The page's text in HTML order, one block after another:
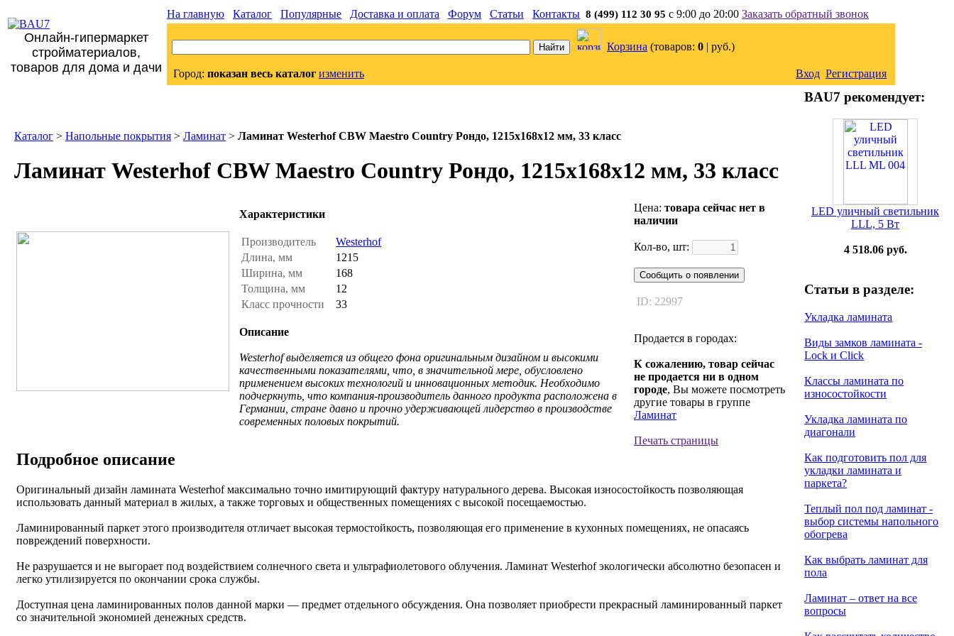
Онлайн-гипермаркет
стройматериалов,
товаров для дома и дачи
На главную Каталог Популярные Доставка и оплата Форум Статьи Контакты 8 (499) 112 30 95 с 9:00 до 20:00 Заказать обратный звонок
Корзина (товаров: 0 | руб.)
Город: показан весь каталог изменить Вход Регистрация
Каталог > Напольные покрытия > Ламинат > Ламинат Westerhof CBW Maestro Country Рондо, 1215х168х12 мм, 33 класс
Ламинат Westerhof CBW Maestro Country Рондо, 1215х168х12 мм, 33 класс
Характеристики
Производитель
Westerhof
Длина, мм
1215
Ширина, мм
168
Толщина, мм
12
Класс прочности
33
Описание
Westerhof выделяется из общего фона оригинальным дизайном и высокими
качественными показателями, что, в значительной мере, обусловлено
применением высоких технологий и инновационных методик. Необходимо
подчеркнуть, что компания-производитель данного продукта расположена в
Германии, стране давно и прочно удерживающей лидерство в производстве
современных половых покрытий.
Цена: товара сейчас нет в
наличии
Кол-во, шт:
Сообщить о появлении
ID: 22997
Продается в городах:
К сожалению, товар сейчас
не продается ни в одном
городе, Вы можете посмотреть
другие товары в группе
Ламинат
Печать страницы
Подробное описание
Оригинальный дизайн ламината Westerhof максимально точно имитирующий фактуру натурального дерева. Высокая износостойкость позволяющая
использовать данный материал в жилых, а также торговых и общественных помещениях с высокой посещаемостью.
Ламинированный паркет этого производителя отличает высокая термостойкость, позволяющая его применение в кухонных помещениях, не опасаясь
повреждений поверхности.
Не разрушается и не выгорает под воздействием солнечного света и ультрафиолетового облучения. Ламинат Westerhof экологически абсолютно безопасен и
легко утилизируется по окончании срока службы.
Доступная цена ламинированных полов данной марки — предмет отдельного обсуждения. Она позволяет приобрести прекрасный ламинированный паркет
со значительной экономией денежных средств.
BAU7 рекомендует:
LED уличный светильник
LLL, 5 Вт
4 518.06 руб.
Статьи в разделе:
Укладка ламината
Виды замков ламината -
Lock и Click
Классы ламината по
износостойкости
Укладка ламината по
диагонали
Как подготовить пол для
укладки ламината и
паркета?
Теплый пол под ламинат -
выбор системы напольного
обогрева
Как выбрать ламинат для
пола
Ламинат – ответ на все
вопросы